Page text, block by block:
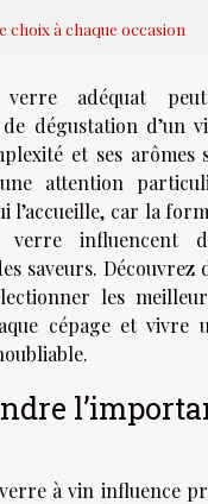
choix à chaque occasion
adéquat
de dégustation d’un
et ses arômes
attention
l’accueille, car la
verre influencent
saveurs. Découvrez
les
cépage et vivre
à vin influence